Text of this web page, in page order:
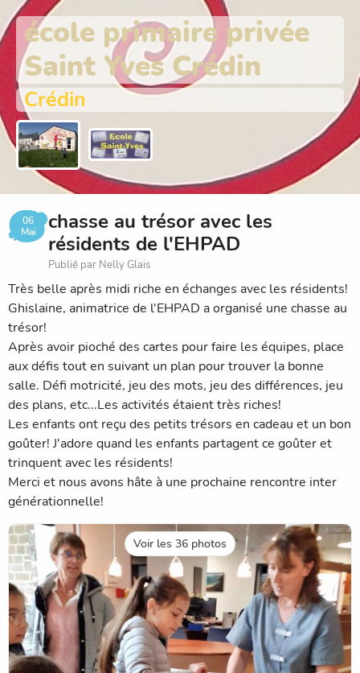
école primaire privée
Saint Yves Crédin
Crédin
06
Mai
chasse au trésor avec les
résidents de l'EHPAD
Publié par Nelly Glais
Très belle après midi riche en échanges avec les résidents!
Ghislaine, animatrice de l'EHPAD a organisé une chasse au
trésor!
Après avoir pioché des cartes pour faire les équipes, place
aux défis tout en suivant un plan pour trouver la bonne
salle. Défi motricité, jeu des mots, jeu des différences, jeu
des plans, etc...Les activités étaient très riches!
Les enfants ont reçu des petits trésors en cadeau et un bon
goûter! J'adore quand les enfants partagent ce goûter et
trinquent avec les résidents!
Merci et nous avons hâte à une prochaine rencontre inter
générationnelle!
Voir les 36 photos